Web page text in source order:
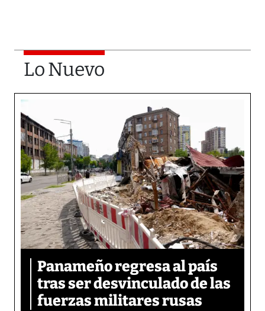
Lo Nuevo
Panameño regresa al país
tras ser desvinculado de las
fuerzas militares rusas